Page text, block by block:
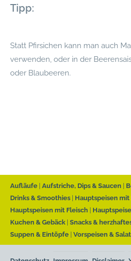
Tipp:
Statt Pfirsichen kann man auch
verwenden, oder in der
oder Blaubeeren.
Aufläufe Aufstriche, Dips & Saucen
Drinks & Smoothies
Hauptspeisen mit
Hauptspeisen mit Fleisch
Kuchen & Gebäck Snacks &
Suppen & Eintöpfe Vorspeisen &